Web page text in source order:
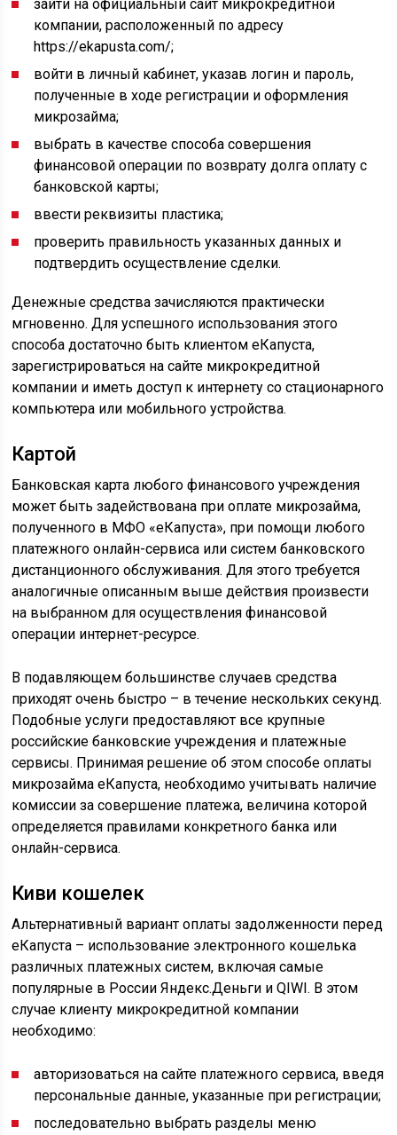
зайти на официальный сайт микрокредитной
компании, расположенный по адресу
https://ekapusta.com/;
войти в личный кабинет, указав логин и пароль,
полученные в ходе регистрации и оформления
микрозайма;
выбрать в качестве способа совершения
финансовой операции по возврату долга оплату с
банковской карты;
ввести реквизиты пластика;
проверить правильность указанных данных и
подтвердить осуществление сделки.
Денежные средства зачисляются практически
мгновенно. Для успешного использования этого
способа достаточно быть клиентом еКапуста,
зарегистрироваться на сайте микрокредитной
компании и иметь доступ к интернету со стационарного
компьютера или мобильного устройства.
Картой
Банковская карта любого финансового учреждения
может быть задействована при оплате микрозайма,
полученного в МФО «еКапуста», при помощи любого
платежного онлайн-сервиса или систем банковского
дистанционного обслуживания. Для этого требуется
аналогичные описанным выше действия произвести
на выбранном для осуществления финансовой
операции интернет-ресурсе.
В подавляющем большинстве случаев средства
приходят очень быстро – в течение нескольких секунд.
Подобные услуги предоставляют все крупные
российские банковские учреждения и платежные
сервисы. Принимая решение об этом способе оплаты
микрозайма еКапуста, необходимо учитывать наличие
комиссии за совершение платежа, величина которой
определяется правилами конкретного банка или
онлайн-сервиса.
Киви кошелек
Альтернативный вариант оплаты задолженности перед
еКапуста – использование электронного кошелька
различных платежных систем, включая самые
популярные в России Яндекс.Деньги и QIWI. В этом
случае клиенту микрокредитной компании
необходимо:
авторизоваться на сайте платежного сервиса, введя
персональные данные, указанные при регистрации;
последовательно выбрать разделы меню